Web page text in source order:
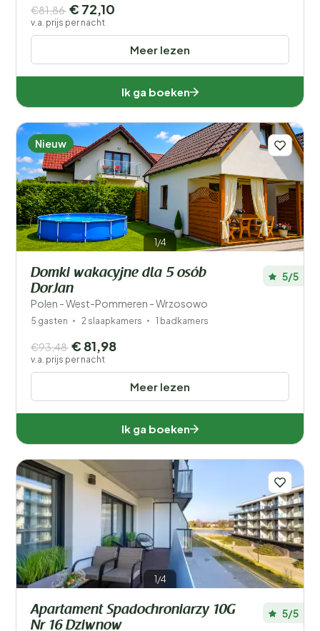
Meer lezen
€81,86 € 72,10
v.a. prijs per nacht
Ik ga boeken
1/4
Nieuw
Domki wakacyjne dla 5 osób
DorJan
Polen - West-Pommeren - Wrzosowo
5/5
5 gasten 2 slaapkamers 1 badkamers
Meer lezen
€93,48 € 81,98
v.a. prijs per nacht
Ik ga boeken
1/4
Apartament Spadochroniarzy 10G
Nr 16 Dziwnow
5/5